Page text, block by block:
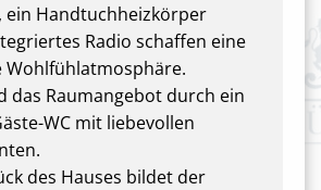
ein Handtuchheizkörper
Radio schaffen eine
Wohlfühlatmosphäre.
das Raumangebot durch ein
WC mit liebevollen
des Hauses bildet der